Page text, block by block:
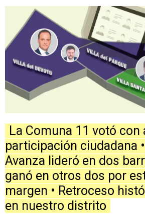
La Comuna 11 votó con
participación ciudadana
Avanza lideró en dos
ganó en otros dos por
margen • Retroceso
en nuestro distrito